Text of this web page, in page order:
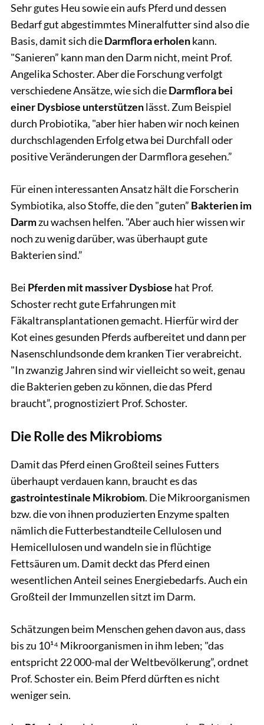
Sehr gutes Heu sowie ein aufs Pferd und dessen
Bedarf gut abgestimmtes Mineralfutter sind also die
Basis, damit sich dieDarmflora erholenkann.
"Sanieren” kann man den Darm nicht, meint Prof.
Angelika Schoster. Aber die Forschung verfolgt
verschiedene Ansätze, wie sich dieDarmflora bei
einer Dysbiose unterstützenlässt. Zum Beispiel
durch Probiotika, "aber hier haben wir noch keinen
durchschlagenden Erfolg etwa bei Durchfall oder
positive Veränderungen der Darmflora gesehen.”
Für einen interessanten Ansatz hält die Forscherin
Symbiotika, also Stoffe, die den "guten” Bakterien im
Darmzu wachsen helfen. "Aber auch hier wissen wir
noch zu wenig darüber, was überhaupt gute
Bakterien sind.”
Bei Pferden mit massiver Dysbiose hat Prof.
Schoster recht gute Erfahrungen mit
Fäkaltransplantationen gemacht. Hierfür wird der
Kot eines gesunden Pferds aufbereitet und dann per
Nasenschlundsonde dem kranken Tier verabreicht.
"In zwanzig Jahren sind wir vielleicht so weit, genau
die Bakterien geben zu können, die das Pferd
braucht”, prognostiziert Prof. Schoster.
Die Rolle des Mikrobioms
Damit das Pferd einen Großteil seines Futters
überhaupt verdauen kann, braucht es das
gastrointestinale Mikrobiom. Die Mikroorganismen
bzw. die von ihnen produzierten Enzyme spalten
nämlich die Futterbestandteile Cellulosen und
Hemicellulosen und wandeln sie in flüchtige
Fettsäuren um. Damit deckt das Pferd einen
wesentlichen Anteil seines Energiebedarfs. Auch ein
Großteil der Immunzellen sitzt im Darm.
Schätzungen beim Menschen gehen davon aus, dass
bis zu 10¹⁴ Mikroorganismen in ihm leben; "das
entspricht 22 000-mal der Weltbevölkerung”, ordnet
Prof. Schoster ein. Beim Pferd dürften es nicht
weniger sein.